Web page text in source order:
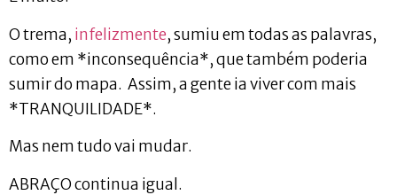
O trema, infelizmente, sumiu em todas as palavras,
como em *inconsequência*, que também poderia
sumir do mapa. Assim, a gente ia viver com mais
*TRANQUILIDADE*.
Mas nem tudo vai mudar.
ABRAÇO continua igual.